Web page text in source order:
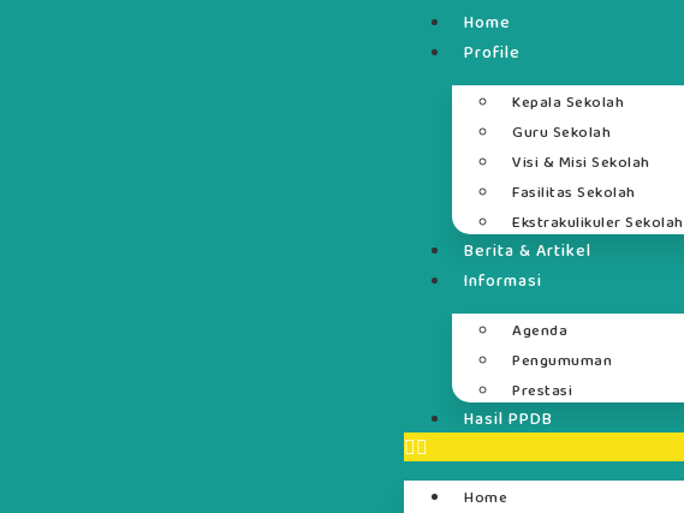
Home
Profile
Kepala Sekolah
Guru Sekolah
Visi & Misi Sekolah
Fasilitas Sekolah
Ekstrakulikuler Sekolah
Berita & Artikel
Informasi
Agenda
Pengumuman
Prestasi
Hasil PPDB
Home